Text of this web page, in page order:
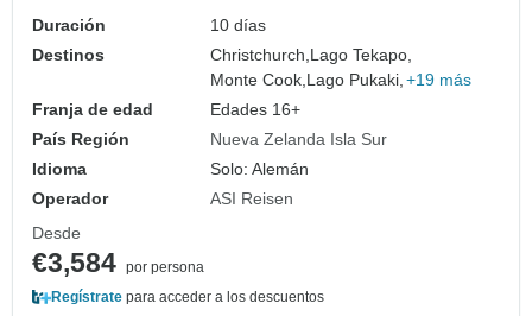
Duración
10 días
Destinos
Christchurch, Lago Tekapo,
Monte Cook, Lago Pukaki, +19 más
Franja de edad
Edades 16+
País Región
Nueva Zelanda Isla Sur
Idioma
Solo: Alemán
Operador
ASI Reisen
Desde
€3,584 por persona
Regístrate para acceder a los descuentos